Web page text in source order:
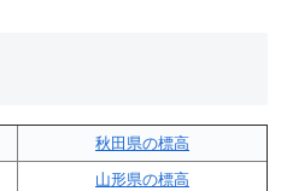
秋田県の標高
山形県の標高